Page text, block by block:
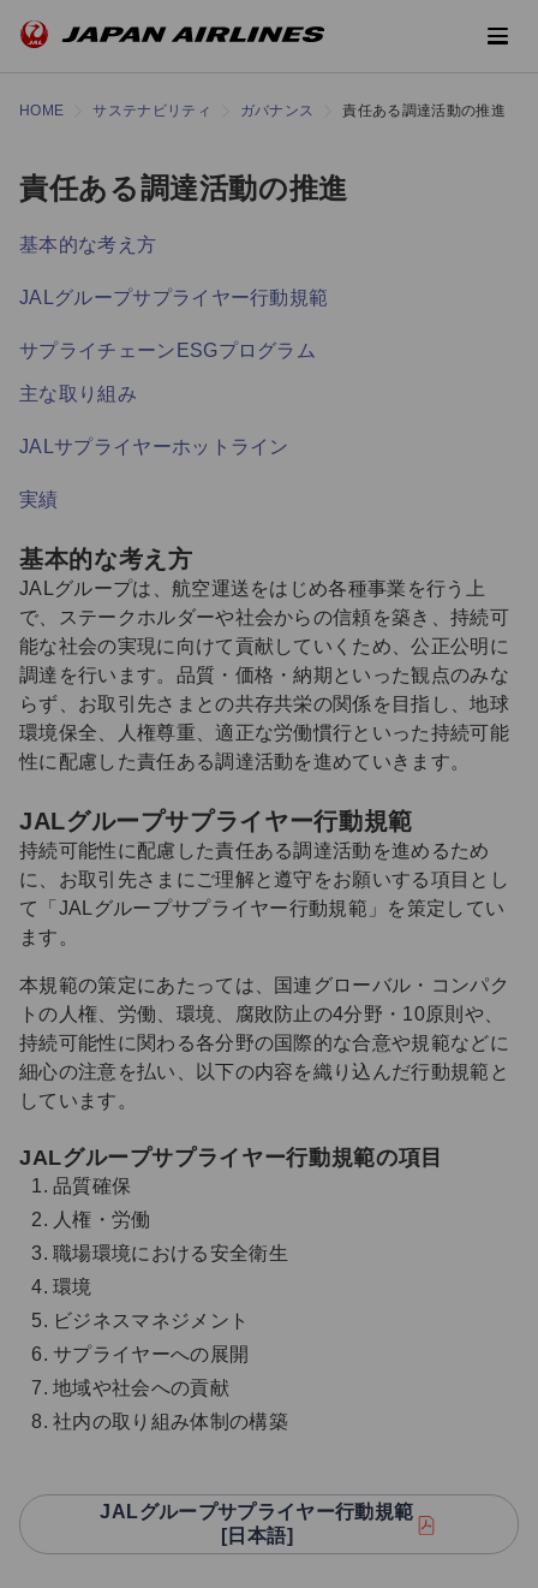
HOME サステナビリティ ガバナンス 責任ある調達活動の推進
責任ある調達活動の推進
基本的な考え方
JALグループサプライヤー行動規範
サプライチェーンESGプログラム
主な取り組み
JALサプライヤーホットライン
実績
基本的な考え方
JALグループは、航空運送をはじめ各種事業を行う上
で、ステークホルダーや社会からの信頼を築き、持続可
能な社会の実現に向けて貢献していくため、公正公明に
調達を行います。品質・価格・納期といった観点のみな
らず、お取引先さまとの共存共栄の関係を目指し、地球
環境保全、人権尊重、適正な労働慣行といった持続可能
性に配慮した責任ある調達活動を進めていきます。
JALグループサプライヤー行動規範
持続可能性に配慮した責任ある調達活動を進めるため
に、お取引先さまにご理解と遵守をお願いする項目とし
て「JALグループサプライヤー行動規範」を策定してい
ます。
本規範の策定にあたっては、国連グローバル・コンパク
トの人権、労働、環境、腐敗防止の4分野・10原則や、
持続可能性に関わる各分野の国際的な合意や規範などに
細心の注意を払い、以下の内容を織り込んだ行動規範と
しています。
JALグループサプライヤー行動規範の項目
品質確保
人権・労働
職場環境における安全衛生
環境
ビジネスマネジメント
サプライヤーへの展開
地域や社会への貢献
社内の取り組み体制の構築
JALグループサプライヤー行動規範
[日本語]